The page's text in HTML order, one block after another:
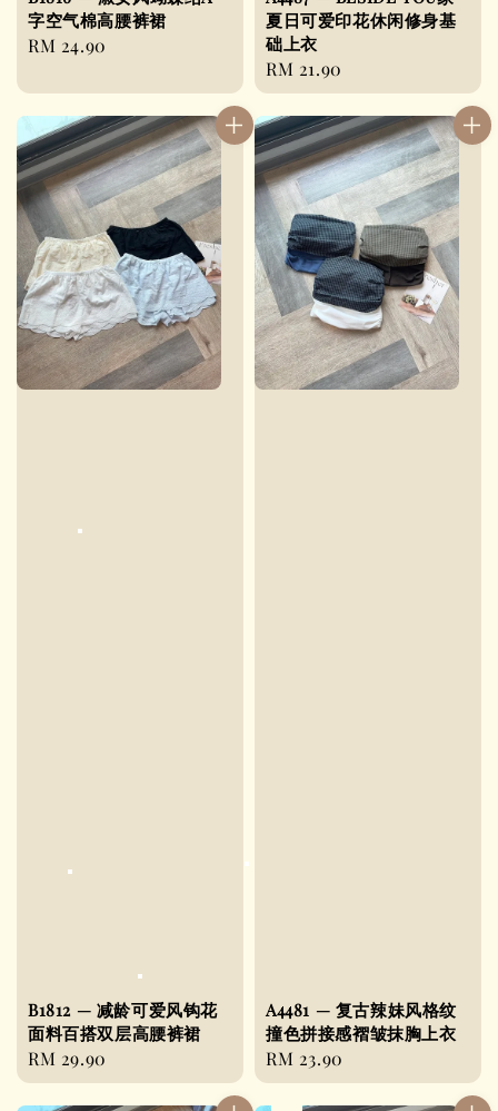
字空气棉高腰裤裙
Regular
RM 24.90
夏日可爱印花休闲修身基
础上衣
Regular
price
RM 21.90
B1812 — 减龄可爱风钩花
面料百搭双层高腰裤裙
Regular
price
RM 29.90
A4481 — 复古辣妹风格纹
撞色拼接感褶皱抹胸上衣
Regular
price
RM 23.90